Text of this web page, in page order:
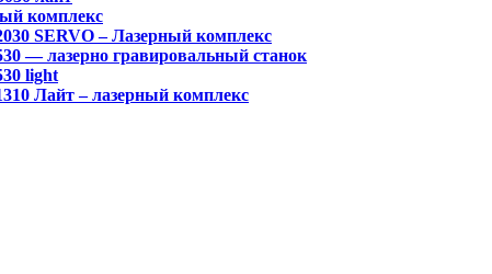
комплекс
SERVO – Лазерный комплекс
— лазерно гравировальный станок
light
Лайт – лазерный комплекс